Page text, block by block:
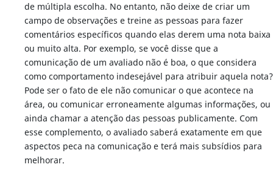
de múltipla escolha. No entanto, não deixe de criar um
campo de observações e treine as pessoas para fazer
comentários específicos quando elas derem uma nota baixa
ou muito alta. Por exemplo, se você disse que a
comunicação de um avaliado não é boa, o que considera
como comportamento indesejável para atribuir aquela nota?
Pode ser o fato de ele não comunicar o que acontece na
área, ou comunicar erroneamente algumas informações, ou
ainda chamar a atenção das pessoas publicamente. Com
esse complemento, o avaliado saberá exatamente em que
aspectos peca na comunicação e terá mais subsídios para
melhorar.